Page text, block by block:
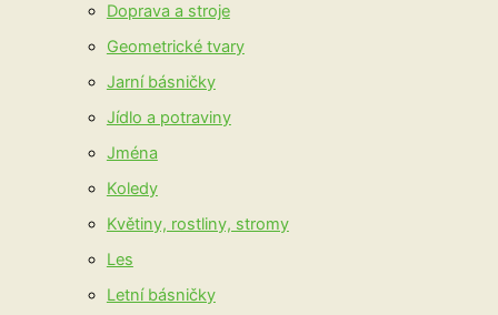
Doprava a stroje
Geometrické tvary
Jarní básničky
Jídlo a potraviny
Jména
Koledy
Květiny, rostliny, stromy
Les
Letní básničky